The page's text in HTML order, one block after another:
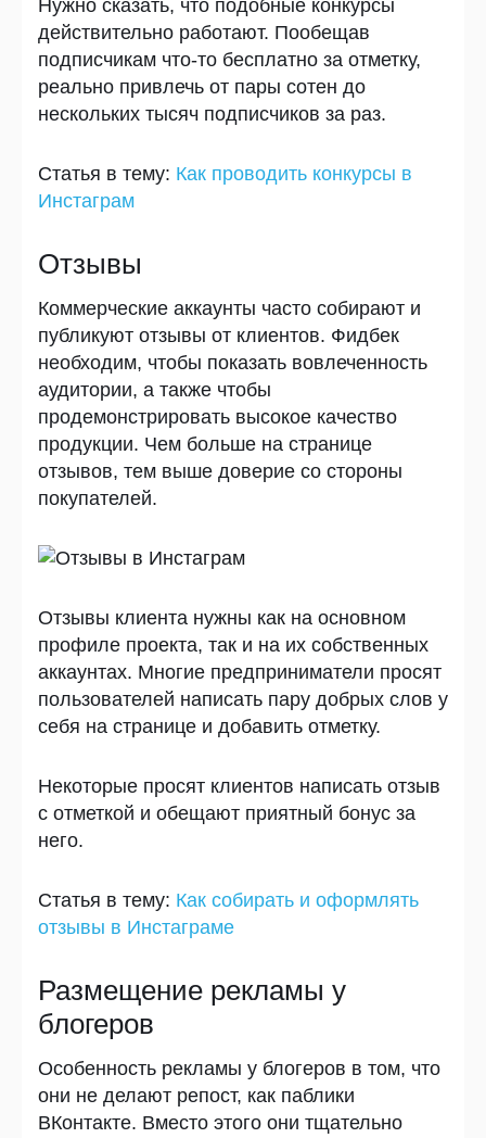
Нужно сказать, что подобные конкурсы
действительно работают. Пообещав
подписчикам что-то бесплатно за отметку,
реально привлечь от пары сотен до
нескольких тысяч подписчиков за раз.
Статья в тему: Как проводить конкурсы в
Инстаграм
Отзывы
Коммерческие аккаунты часто собирают и
публикуют отзывы от клиентов. Фидбек
необходим, чтобы показать вовлеченность
аудитории, а также чтобы
продемонстрировать высокое качество
продукции. Чем больше на странице
отзывов, тем выше доверие со стороны
покупателей.
Отзывы клиента нужны как на основном
профиле проекта, так и на их собственных
аккаунтах. Многие предприниматели просят
пользователей написать пару добрых слов у
себя на странице и добавить отметку.
Некоторые просят клиентов написать отзыв
с отметкой и обещают приятный бонус за
него.
Статья в тему: Как собирать и оформлять
отзывы в Инстаграме
Размещение рекламы у
блогеров
Особенность рекламы у блогеров в том, что
они не делают репост, как паблики
ВКонтакте. Вместо этого они тщательно